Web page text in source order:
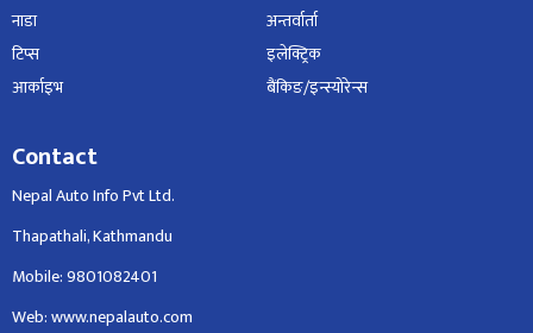
नाडा
टिप्स
आर्काइभ
अन्तर्वार्ता
इलेक्ट्रिक
बैंकिङ/इन्स्योरेन्स
Contact
Nepal Auto Info Pvt Ltd.
Thapathali, Kathmandu
Mobile: 9801082401
Web: www.nepalauto.com